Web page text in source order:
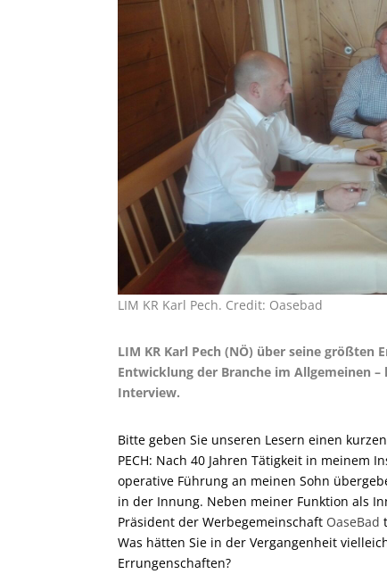
LIM KR Karl Pech. Credit: Oasebad
LIM KR Karl Pech (NÖ) über seine
Entwicklung der Branche im Allgemeinen
Interview.
Bitte geben Sie unseren Lesern einen
PECH: Nach 40 Jahren Tätigkeit in meinem
operative Führung an meinen Sohn
in der Innung. Neben meiner Funktion als
Präsident der Werbegemeinschaft OaseBad
Was hätten Sie in der Vergangenheit
Errungenschaften?